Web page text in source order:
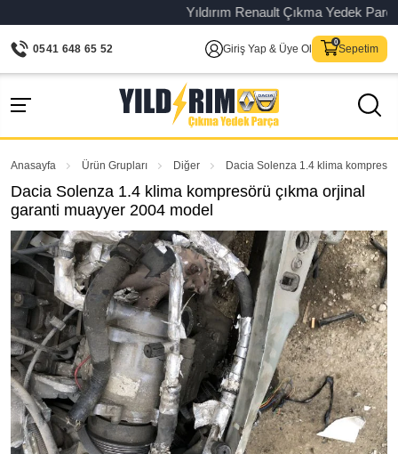
Yıldırım Renault Çıkma Yedek
0541 648 65 52 Giriş Yap & Üye Ol Sepetim
Anasayfa Ürün Grupları Diğer Dacia Solenza 1.4 klima
Dacia Solenza 1.4 klima kompresörü çıkma orjinal
garanti muayyer 2004 model